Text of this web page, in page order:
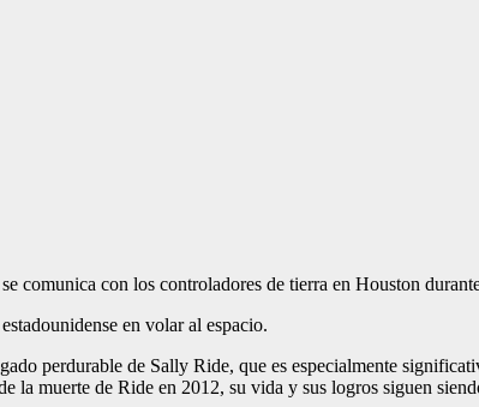
comunica con los controladores de tierra en Houston
en volar al espacio.
perdurable de Sally Ride, que es especialmente
la muerte de Ride en 2012, su vida y sus logros siguen